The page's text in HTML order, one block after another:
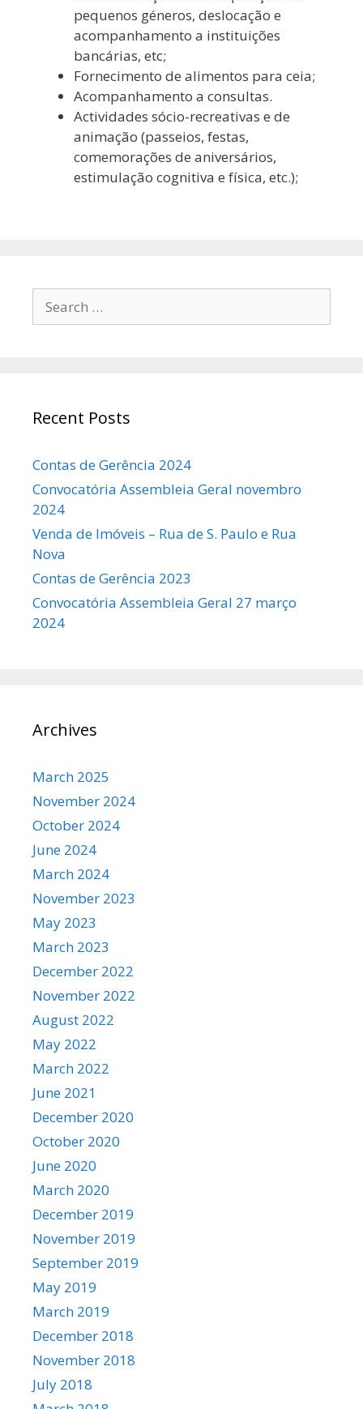
pequenos géneros, deslocação e
acompanhamento a instituições
bancárias, etc;
Fornecimento de alimentos para ceia;
Acompanhamento a consultas.
Actividades sócio-recreativas e de
animação (passeios, festas,
comemorações de aniversários,
estimulação cognitiva e física, etc.);
Search
for:
Recent Posts
Contas de Gerência 2024
Convocatória Assembleia Geral novembro
2024
Venda de Imóveis – Rua de S. Paulo e Rua
Nova
Contas de Gerência 2023
Convocatória Assembleia Geral 27 março
2024
Archives
March 2025
November 2024
October 2024
June 2024
March 2024
November 2023
May 2023
March 2023
December 2022
November 2022
August 2022
May 2022
March 2022
June 2021
December 2020
October 2020
June 2020
March 2020
December 2019
November 2019
September 2019
May 2019
March 2019
December 2018
November 2018
July 2018